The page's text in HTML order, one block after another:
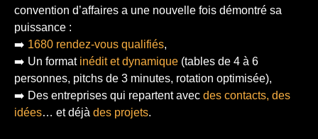
convention d’affaires a une nouvelle fois démontré sa
puissance :
➡️ 1680 rendez-vous qualifiés,
➡️ Un format inédit et dynamique (tables de 4 à 6
personnes, pitchs de 3 minutes, rotation optimisée),
➡️ Des entreprises qui repartent avec des contacts, des
idées… et déjà des projets.